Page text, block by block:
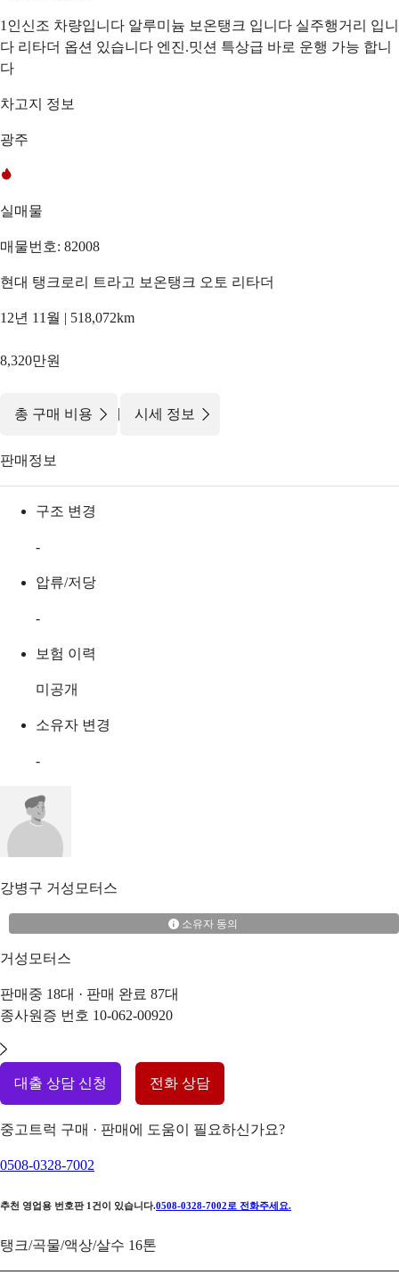
1인신조 차량입니다 알루미늄 보온탱크 입니다 실주행거리 입니
다 리타더 옵션 있습니다 엔진.밋션 특상급 바로 운행 가능 합니
다
차고지 정보
광주
실매물
매물번호: 82008
현대 탱크로리 트라고 보온탱크 오토 리타더
12년 11월 | 518,072km
8,320만원
총 구매 비용 | 시세 정보
판매정보
구조 변경
-
압류/저당
-
보험 이력
미공개
소유자 변경
-
강병구 거성모터스
소유자 동의
거성모터스
판매중 18대 · 판매 완료 87대
종사원증 번호 10-062-00920
대출 상담 신청 전화 상담
중고트럭 구매 · 판매에 도움이 필요하신가요?
0508-0328-7002
추천 영업용 번호판 1 건이 있습니다.0508-0328-7002 로 전화주세요.
탱크/곡물/액상/살수 16톤